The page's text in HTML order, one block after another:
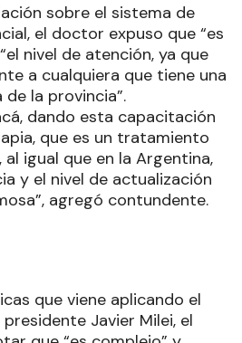
sobre el sistema de
el doctor expuso que “es
nivel de atención, ya que
a cualquiera que tiene una
la provincia”.
dando esta capacitación
que es un tratamiento
igual que en la Argentina,
y el nivel de actualización
agregó contundente.
que viene aplicando el
Javier Milei, el